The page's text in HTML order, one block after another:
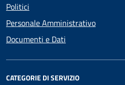
Politici
Personale Amministrativo
Documenti e Dati
CATEGORIE DI SERVIZIO